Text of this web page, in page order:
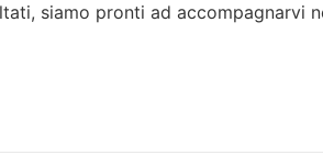
siamo pronti ad